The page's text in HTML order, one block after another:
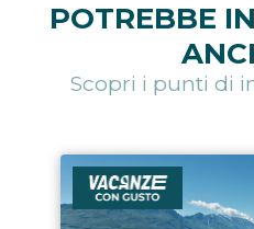
POTREBBE
Scopri i punti di